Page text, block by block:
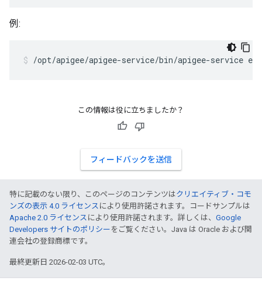
例:
/opt/apigee/apigee-service/bin/apigee-service
この情報は役に立ちましたか？
フィードバックを送信
特に記載のない限り、このページのコンテンツはクリエイティブ・コモ
ンズの表示 4.0 ライセンス により使用許諾されます。コードサンプルは
Apache 2.0 ライセンス により使用許諾されます。詳しくは、 Google
Developers サイトのポリシー をご覧ください。Java は Oracle および関
連会社の登録商標です。
最終更新日 2026-02-03 UTC。